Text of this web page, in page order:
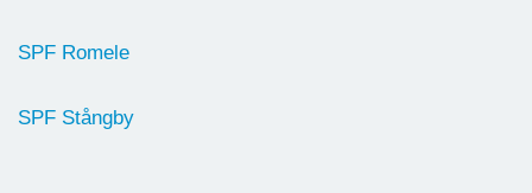
SPF Romele
SPF Stångby